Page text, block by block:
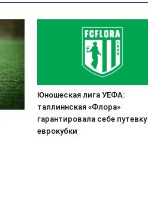
Юношеская лига УЕФА:
таллиннская «Флора»
гарантировала себе путевку
еврокубки